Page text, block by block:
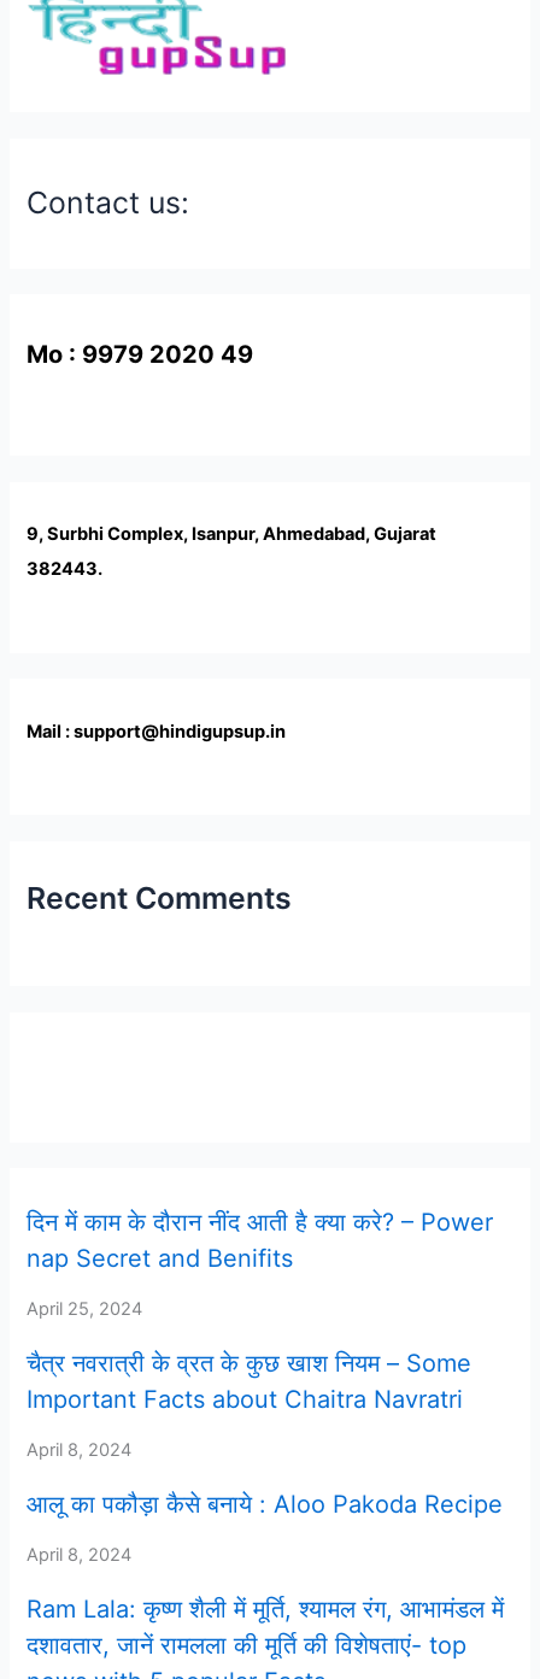
Contact us:
Mo : 9979 2020 49
9, Surbhi Complex, Isanpur, Ahmedabad, Gujarat
382443.
Mail : support@hindigupsup.in
Recent Comments
दिन में काम के दौरान नींद आती है क्या करे? – Power
nap Secret and Benifits
April 25, 2024
चैत्र नवरात्री के व्रत के कुछ खाश नियम – Some
Important Facts about Chaitra Navratri
April 8, 2024
आलू का पकौड़ा कैसे बनाये : Aloo Pakoda Recipe
April 8, 2024
Ram Lala: कृष्ण शैली में मूर्ति, श्यामल रंग, आभामंडल में
दशावतार, जानें रामलला की मूर्ति की विशेषताएं- top